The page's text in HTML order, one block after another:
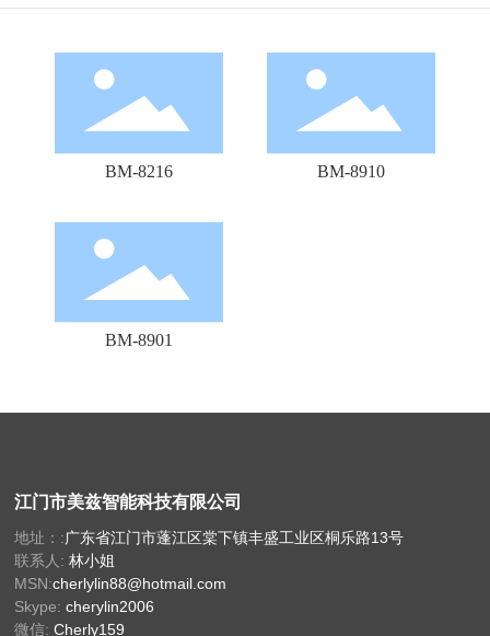
BM-8216 BM-8910
BM-8901
江门市美兹智能科技有限公司
地址：:广东省江门市蓬江区棠下镇丰盛工业区桐乐路13号
联系人: 林小姐
MSN:cherlylin88@hotmail.com
Skype: cherylin2006
微信: Cherly159